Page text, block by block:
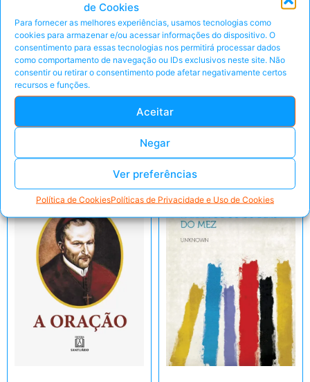
de Cookies
Para fornecer as melhores experiências, usamos tecnologias como
cookies para armazenar e/ou acessar informações do dispositivo. O
consentimento para essas tecnologias nos permitirá processar dados
como comportamento de navegação ou IDs exclusivos neste site. Não
consentir ou retirar o consentimento pode afetar negativamente certos
recursos e funções.
Aceitar
Negar
Ver preferências
Política de CookiesPolíticas de Privacidade e Uso de Cookies
Todos os
Caminhos Levam a
Roma
Pegar Oferta
Peça pelo Whats'App
Pegar Oferta